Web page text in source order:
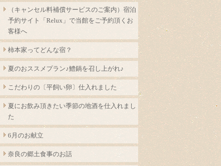
（キャンセル料補償サービスのご案内）宿泊
予約サイト「Relux」で当館をご予約頂くお
客様へ
柿本家ってどんな宿？
夏のおススメプラン♪鱧鍋を召し上がれ♪
こだわりの〔平飼い卵〕仕入れました
夏にお飲み頂きたい季節の地酒を仕入れまし
た
6月のお献立
奈良の郷土食事のお話